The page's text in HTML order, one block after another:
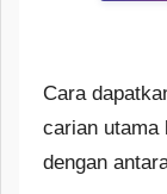
Cara
carian utama
dengan